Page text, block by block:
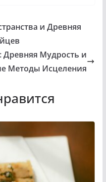
и Древняя
Мудрость и
Методы Исцеления